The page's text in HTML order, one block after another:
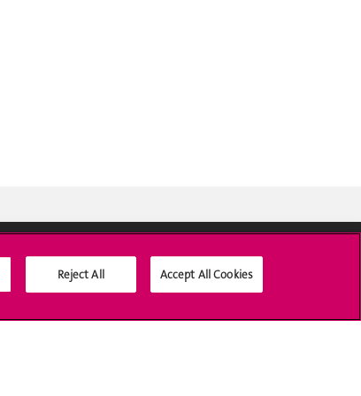
Médias sociaux UNIGE
Reject All Accept All Cookies